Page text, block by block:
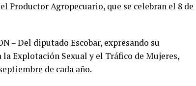
Productor Agropecuario, que se celebran el 8 de
– Del diputado Escobar, expresando su
Explotación Sexual y el Tráfico de Mujeres,
de cada año.